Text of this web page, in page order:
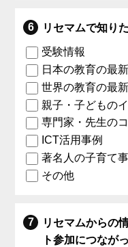
リセマムで知り
受験情報
日本の教育の最
世界の教育の最
親子・子どもの
専門家・先生の
ICT活用事例
著名人の子育て
その他
リセマムからの
ト参加につなが